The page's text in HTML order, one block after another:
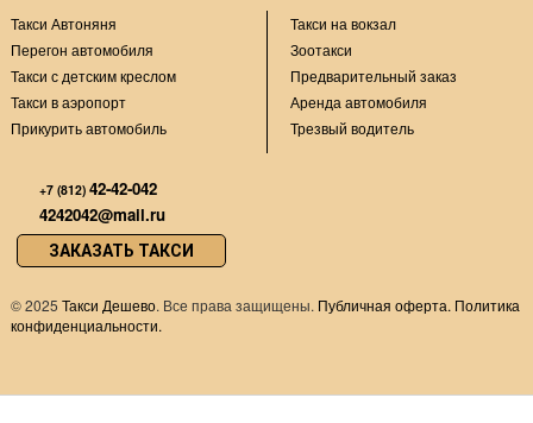
Такси Автоняня
Перегон автомобиля
Такси с детским креслом
Такси в аэропорт
Прикурить автомобиль
Такси на вокзал
Зоотакси
Предварительный заказ
Аренда автомобиля
Трезвый водитель
+7 (812) 42-42-042
4242042@mail.ru
ЗАКАЗАТЬ ТАКСИ
©2025 Такси Дешево. Все права защищены. Публичная оферта. Политика
конфиденциальности.